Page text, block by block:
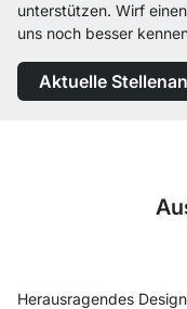
unterstützen. Wirf
uns noch besser
Aktuelle
Herausragendes Design